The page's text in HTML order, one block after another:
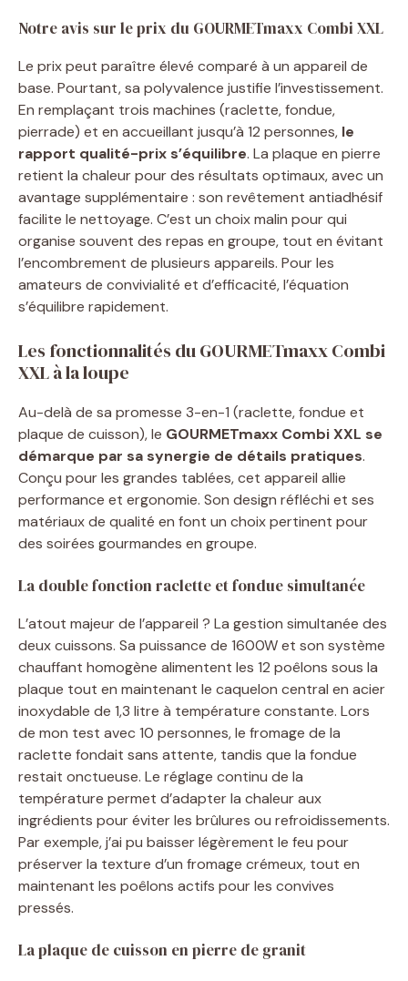
Notre avis sur le prix du GOURMETmaxx Combi XXL
Le prix peut paraître élevé comparé à un appareil de
base. Pourtant, sa polyvalence justifie l’investissement.
En remplaçant trois machines (raclette, fondue,
pierrade) et en accueillant jusqu’à 12 personnes, le
rapport qualité-prix s’équilibre. La plaque en pierre
retient la chaleur pour des résultats optimaux, avec un
avantage supplémentaire : son revêtement antiadhésif
facilite le nettoyage. C’est un choix malin pour qui
organise souvent des repas en groupe, tout en évitant
l’encombrement de plusieurs appareils. Pour les
amateurs de convivialité et d’efficacité, l’équation
s’équilibre rapidement.
Les fonctionnalités du GOURMETmaxx Combi
XXL à la loupe
Au-delà de sa promesse 3-en-1 (raclette, fondue et
plaque de cuisson), le GOURMETmaxx Combi XXL se
démarque par sa synergie de détails pratiques.
Conçu pour les grandes tablées, cet appareil allie
performance et ergonomie. Son design réfléchi et ses
matériaux de qualité en font un choix pertinent pour
des soirées gourmandes en groupe.
La double fonction raclette et fondue simultanée
L’atout majeur de l’appareil ? La gestion simultanée des
deux cuissons. Sa puissance de 1600W et son système
chauffant homogène alimentent les 12 poêlons sous la
plaque tout en maintenant le caquelon central en acier
inoxydable de 1,3 litre à température constante. Lors
de mon test avec 10 personnes, le fromage de la
raclette fondait sans attente, tandis que la fondue
restait onctueuse. Le réglage continu de la
température permet d’adapter la chaleur aux
ingrédients pour éviter les brûlures ou refroidissements.
Par exemple, j’ai pu baisser légèrement le feu pour
préserver la texture d’un fromage crémeux, tout en
maintenant les poêlons actifs pour les convives
pressés.
La plaque de cuisson en pierre de granit